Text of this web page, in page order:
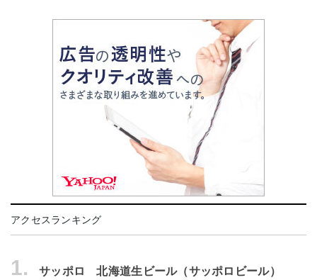
アクセスランキング
1.
サッポロ 北海道生ビール（サッポロビール）